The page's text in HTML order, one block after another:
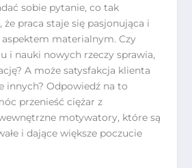
sobie pytanie, co tak
że praca staje się pasjonująca i
aspektem materialnym. Czy
i nauki nowych rzeczy sprawia,
A może satysfakcja klienta
innych? Odpowiedź na to
przenieść ciężar z
motywatory, które są
i dające większe poczucie